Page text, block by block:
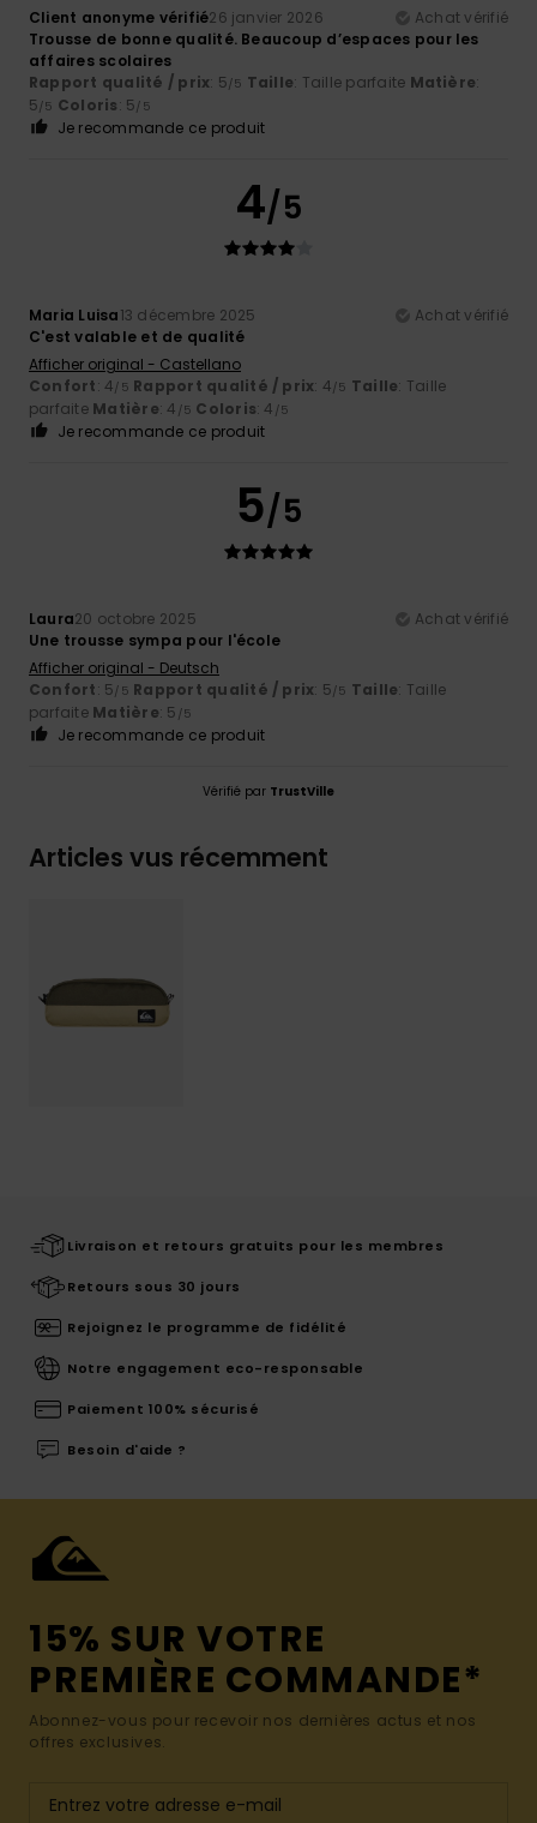
Client anonyme vérifié26 janvier 2026
Achat vérifié
Trousse de bonne qualité. Beaucoup d’espaces pour les
affaires scolaires
Rapport qualité / prix: 5/5 Taille: Taille parfaite Matière:
5/5 Coloris: 5/5
Je recommande ce produit
4/5
Maria Luisa13 décembre 2025
Achat vérifié
C'est valable et de qualité
Afficher original - Castellano
Confort: 4/5 Rapport qualité / prix: 4/5 Taille: Taille
parfaite Matière: 4 /5 Coloris: 4 /5
Je recommande ce produit
5/5
Laura20 octobre 2025
Achat vérifié
Une trousse sympa pour l'école
Afficher original - Deutsch
Confort: 5/5 Rapport qualité / prix: 5/5 Taille: Taille
parfaite Matière: 5 /5
Je recommande ce produit
Vérifié par TrustVille
Articles vus récemment
Livraison et retours gratuits pour les membres
Retours sous 30 jours
Rejoignez le programme de fidélité
Notre engagement eco-responsable
Paiement 100% sécurisé
Besoin d'aide ?
15% SUR VOTRE
PREMIÈRE COMMANDE*
Abonnez-vous pour recevoir nos dernières actus et nos
offres exclusives.